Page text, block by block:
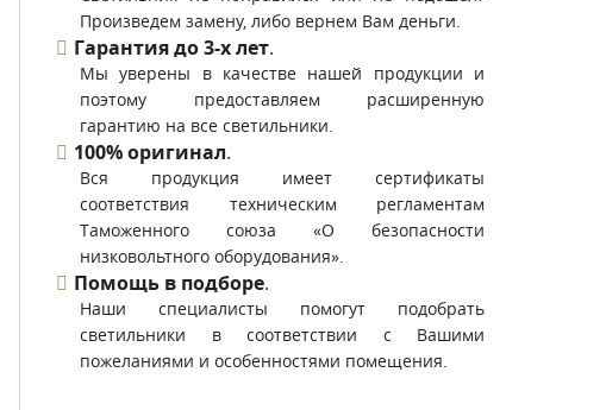
Произведем замену, либо вернем Вам деньги.
Гарантия до 3-х лет.
Мы уверены в качестве нашей продукции и
поэтому предоставляем расширенную
гарантию на все светильники.
100% оригинал.
Вся продукция имеет сертификаты
соответствия техническим регламентам
Таможенного союза «О безопасности
низковольтного оборудования».
Помощь в подборе.
Наши специалисты помогут подобрать
светильники в соответствии с Вашими
пожеланиями и особенностями помещения.